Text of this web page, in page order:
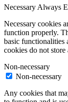
Necessary Always
Necessary cookies
function properly.
basic functionalities
cookies do not
Non-necessary
Non-necessary
Any cookies that